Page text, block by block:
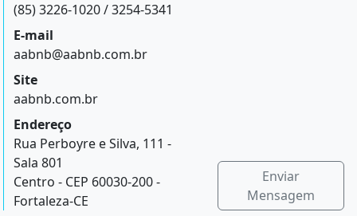
(85) 3226-1020 / 3254-5341
E-mail
aabnb@aabnb.com.br
Site
aabnb.com.br
Endereço
Rua Perboyre e Silva, 111 -
Sala 801
Centro - CEP 60030-200 -
Fortaleza-CE
Enviar
Mensagem